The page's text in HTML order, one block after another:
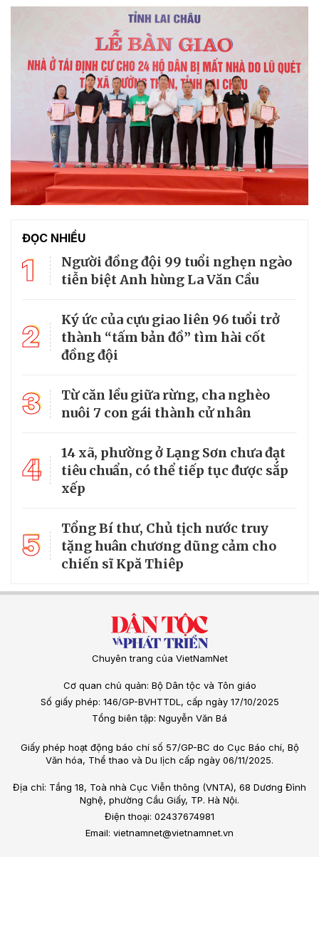
ĐỌC NHIỀU
1
Người đồng đội 99 tuổi nghẹn ngào
tiễn biệt Anh hùng La Văn Cầu
2
Ký ức của cựu giao liên 96 tuổi trở
thành “tấm bản đồ” tìm hài cốt
đồng đội
3
Từ căn lều giữa rừng, cha nghèo
nuôi 7 con gái thành cử nhân
4
14 xã, phường ở Lạng Sơn chưa đạt
tiêu chuẩn, có thể tiếp tục được sắp
xếp
5
Tổng Bí thư, Chủ tịch nước truy
tặng huân chương dũng cảm cho
chiến sĩ Kpă Thiêp
Chuyên trang của VietNamNet
Cơ quan chủ quản: Bộ Dân tộc và Tôn giáo
Số giấy phép: 146/GP-BVHTTDL, cấp ngày 17/10/2025
Tổng biên tập: Nguyễn Văn Bá
Giấy phép hoạt động báo chí số 57/GP-BC do Cục Báo chí, Bộ
Văn hóa, Thể thao và Du lịch cấp ngày 06/11/2025.
Địa chỉ: Tầng 18, Toà nhà Cục Viễn thông (VNTA), 68 Dương Đình
Nghệ, phường Cầu Giấy, TP. Hà Nội.
Điện thoại: 02437674981
Email: vietnamnet@vietnamnet.vn